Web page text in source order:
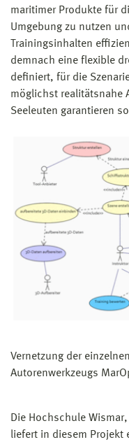
maritimer Produkte für
Umgebung zu nutzen
Trainingsinhalten
demnach eine flexible
definiert, für die
möglichst realitätsnahe
Seeleuten garantieren
Vernetzung der
Autorenwerkzeugs
Die Hochschule
liefert in diesem Projekt